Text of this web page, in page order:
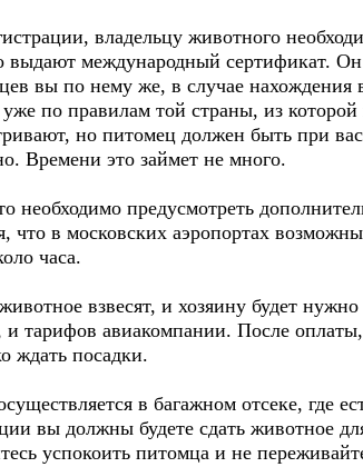
владельцу животного
международный сертификат. Он
вы по нему же, в случае
по правилам той страны, из
но питомец должен быть при
Времени это займет не много.
необходимо предусмотреть
что в московских аэропортах
часа.
взвесят, и хозяину будет
и тарифов авиакомпании. После
ждать посадки.
в багажном отсеке, где
вы должны будете сдать животное
успокоить питомца и не